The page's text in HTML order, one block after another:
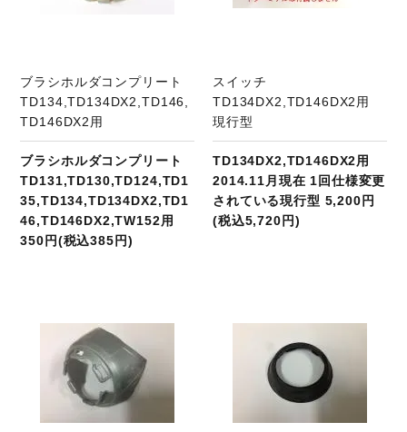
ブラシホルダコンプリート
TD134,TD134DX2,TD146,
TD146DX2用
ブラシホルダコンプリート
TD131,TD130,TD124,TD1
35,TD134,TD134DX2,TD1
46,TD146DX2,TW152用
350円(税込385円)
スイッチ
TD134DX2,TD146DX2用
現行型
TD134DX2,TD146DX2用
2014.11月現在 1回仕様変更
されている現行型 5,200円
(税込5,720円)